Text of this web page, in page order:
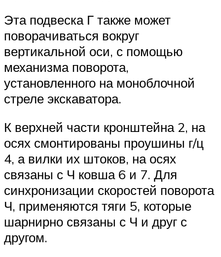
Эта подвеска Г также может
поворачиваться вокруг
вертикальной оси, с помощью
механизма поворота,
установленного на моноблочной
стреле экскаватора.
К верхней части кронштейна 2, на
осях смонтированы проушины г/ц
4, а вилки их штоков, на осях
связаны с Ч ковша 6 и 7. Для
синхронизации скоростей поворота
Ч, применяются тяги 5, которые
шарнирно связаны с Ч и друг с
другом.